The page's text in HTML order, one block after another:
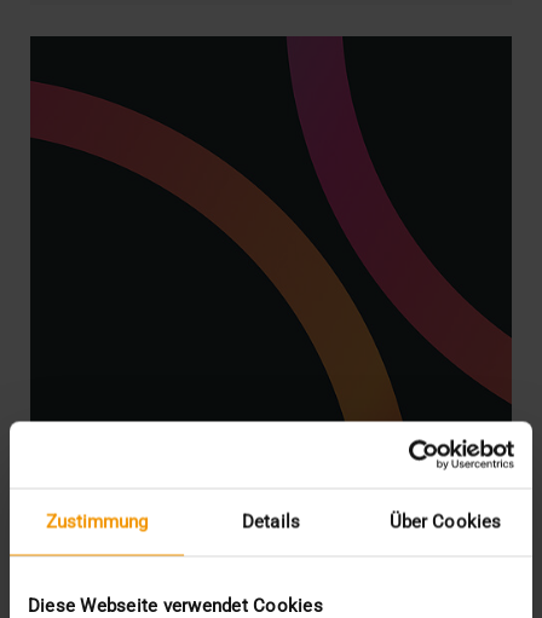
Zustimmung Details Über Cookies
Diese Webseite verwendet Cookies
08.07.2025